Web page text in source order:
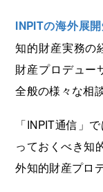
INPITの海外展
知的財産実務の
財産プロデュー
全般の様々な相
「INPIT通信」
っておくべき知
外知的財産プロ